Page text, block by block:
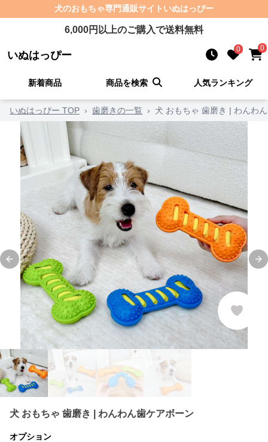
犬のおもちゃ専門通販サイト いぬはっぴー
6,000円以上のご購入で送料無料
いぬはっぴー 0 0
新着商品 商品を検索 人気ランキング
いぬはっぴー TOP › 歯磨きの一覧 › 犬 おもちゃ 歯磨き | わんわ
Previous slide
犬 おもちゃ 歯磨き | わんわん歯ケアボーン
オプション